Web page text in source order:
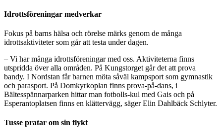
Idrottsföreningar medverkar
Fokus på barns hälsa och rörelse märks genom de många
idrottsaktiviteter som går att testa under dagen.
– Vi har många idrottsföreningar med oss. Aktiviteterna finns
utspridda över alla områden. På Kungstorget går det att prova
bandy. I Nordstan får barnen möta såväl kampsport som gymnastik
och parasport. På Domkyrkoplan finns prova-på-dans, i
Bältesspännarparken hittar man fotbolls-kul med Gais och på
Esperantoplatsen finns en klättervägg, säger Elin Dahlbäck Schlyter.
Tusse pratar om sin flykt